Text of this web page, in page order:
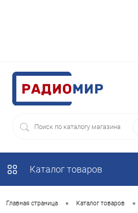
Каталог товаров
Главная страница • Каталог товаров •